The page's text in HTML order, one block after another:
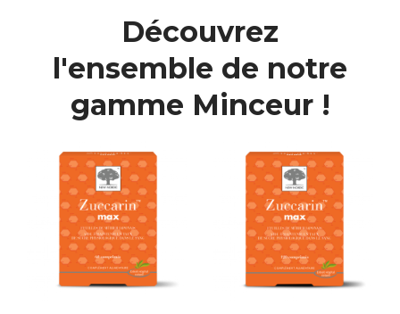
Découvrez
l'ensemble de notre
gamme Minceur !